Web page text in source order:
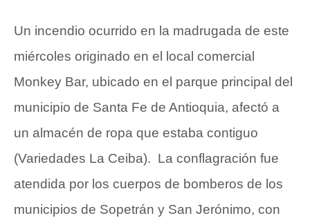
Un incendio ocurrido en la madrugada de este
miércoles originado en el local comercial
Monkey Bar, ubicado en el parque principal del
municipio de Santa Fe de Antioquia, afectó a
un almacén de ropa que estaba contiguo
(Variedades La Ceiba). La conflagración fue
atendida por los cuerpos de bomberos de los
municipios de Sopetrán y San Jerónimo, con